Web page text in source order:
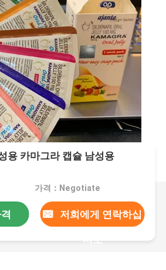
용 카마그라 캡슐 남성용
가격：Negotiate
저희에게 연락하십
시오